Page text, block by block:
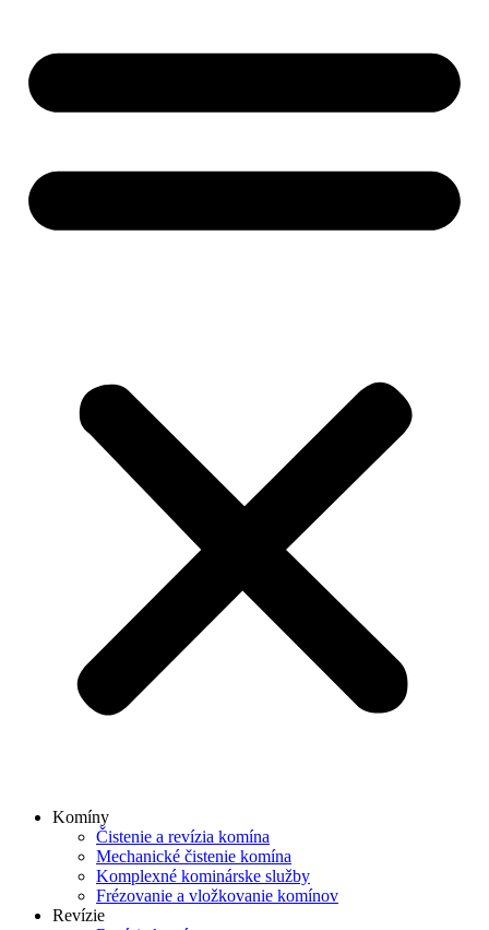
Komíny
Čistenie a revízia komína
Mechanické čistenie komína
Komplexné kominárske služby
Frézovanie a vložkovanie komínov
Revízie